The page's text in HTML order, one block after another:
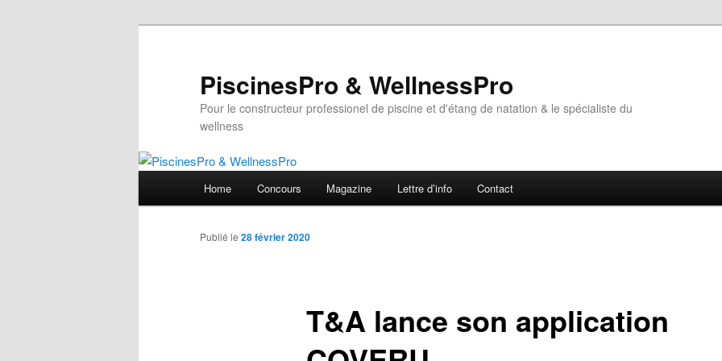
PiscinesPro & WellnessPro
Pour le constructeur professionel de piscine et d'étang de natation & le spécialiste du
wellness
Home Concours Magazine Lettre d’info Contact
T&A lance son application
Publié le 28 février 2020